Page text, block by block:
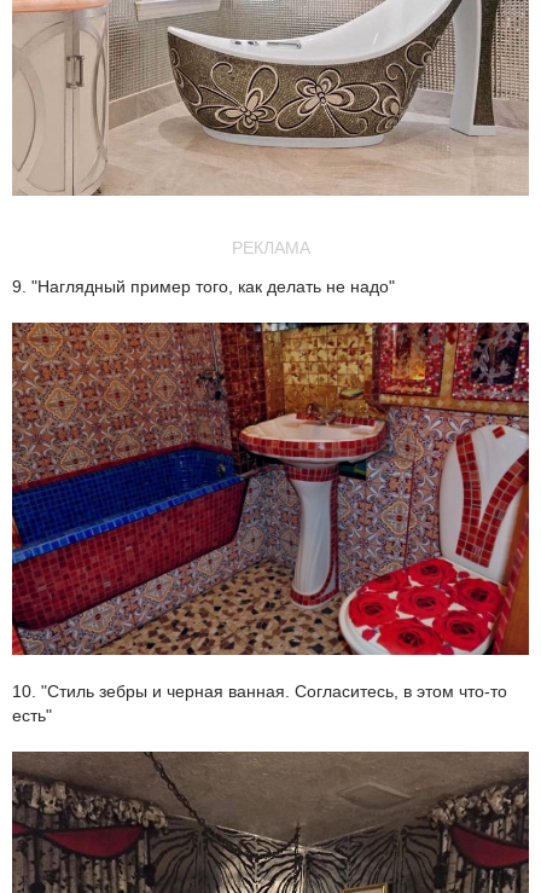
РЕКЛАМА
9. "Наглядный пример того, как делать не надо"
10. "Стиль зебры и черная ванная. Согласитесь, в этом что-то
есть"